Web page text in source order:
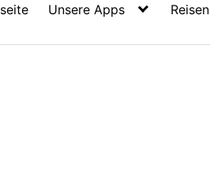
Unsere Apps Reisen